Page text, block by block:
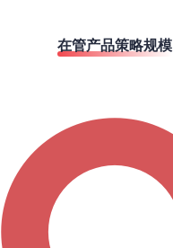
南方中证500ETF
南方中证500ETF
南方中证500ETF
南方策略优化股票
南方策略优化股票
在管产品策略规模